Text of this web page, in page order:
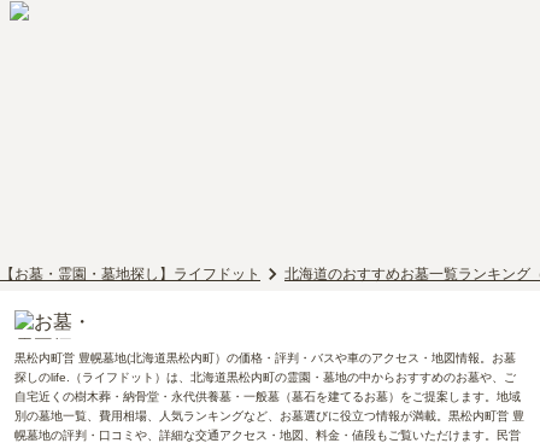
【お墓・霊園・墓地探し】ライフドット 北海道のおすすめお墓一覧ランキング
黒松内町営 豊幌墓地(北海道黒松内町）の価格・評判・バスや車のアクセス・地図情報。お墓
探しのlife.（ライフドット）は、北海道黒松内町の霊園・墓地の中からおすすめのお墓や、ご
自宅近くの樹木葬・納骨堂・永代供養墓・一般墓（墓石を建てるお墓）をご提案します。地域
別の墓地一覧、費用相場、人気ランキングなど、お墓選びに役立つ情報が満載。黒松内町営 豊
幌墓地の評判・口コミや、詳細な交通アクセス・地図、料金・値段もご覧いただけます。民営